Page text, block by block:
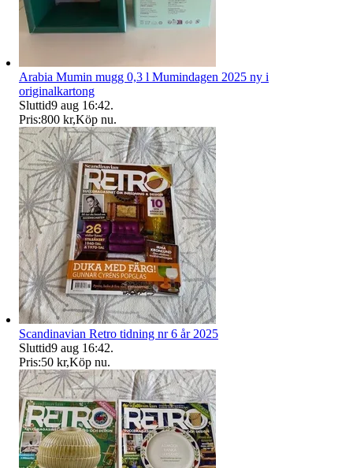
Arabia Mumin mugg 0,3 l Mumindagen 2025 ny i
originalkartong
Sluttid9 aug 16:42.
Pris:800 kr,Köp nu.
Scandinavian Retro tidning nr 6 år 2025
Sluttid9 aug 16:42.
Pris:50 kr,Köp nu.